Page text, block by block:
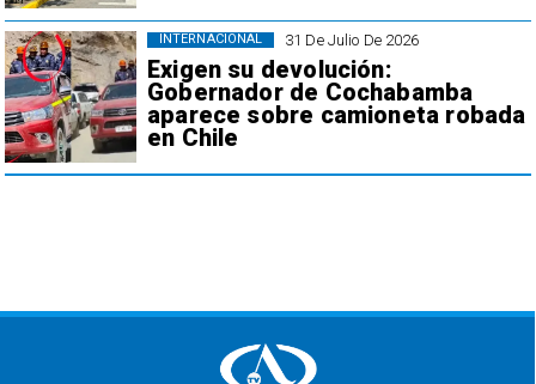
31 De Julio De 2026
Exigen su devolución:
Gobernador de Cochabamba
aparece sobre camioneta robada
en Chile
INTERNACIONAL